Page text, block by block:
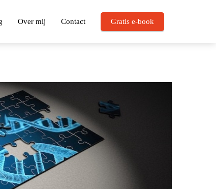
Over mij Contact Gratis e-book